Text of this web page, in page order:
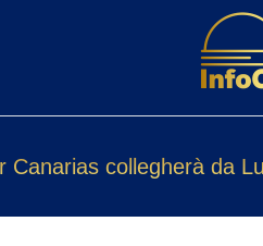
Canarias collegherà da